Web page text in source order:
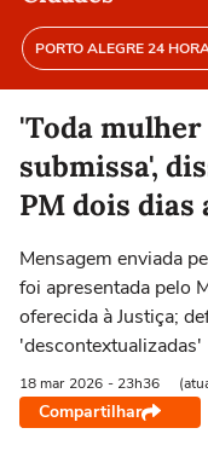
PORTO ALEGRE 24
'Toda mulher
submissa',
PM dois dias
Mensagem enviada
foi apresentada pelo
oferecida à Justiça;
'descontextualizadas'
18 mar 2026 - 23h36
Compartilhar